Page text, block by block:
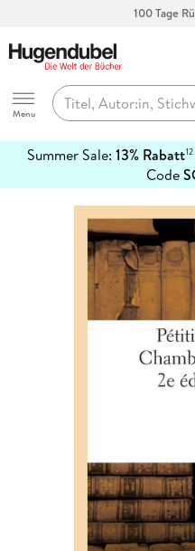
100 Tage
Hugendubel
Menu
Summer Sale: 13% Rabatt12
Code
erfahren